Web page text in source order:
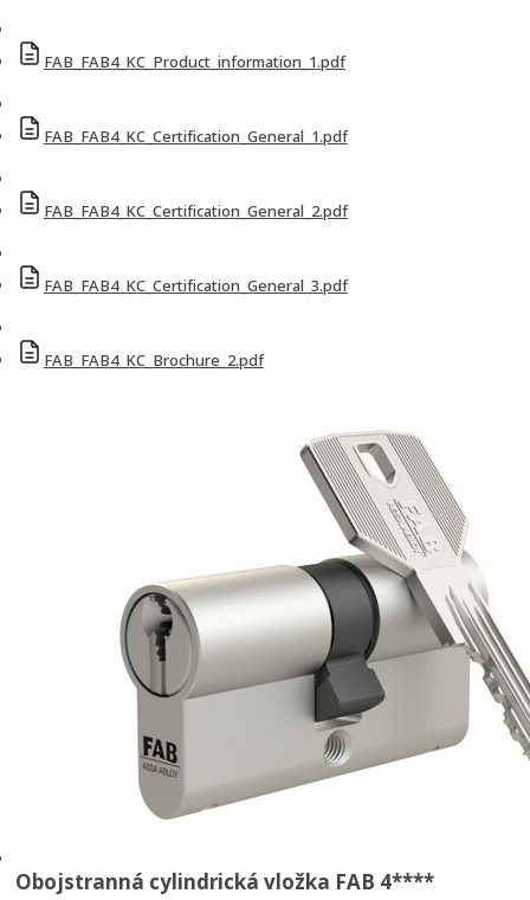
FAB_FAB4_KC_Product_information_1.pdf
FAB_FAB4_KC_Certification_General_1.pdf
FAB_FAB4_KC_Certification_General_2.pdf
FAB_FAB4_KC_Certification_General_3.pdf
FAB_FAB4_KC_Brochure_2.pdf
Obojstranná cylindrická vložka FAB 4****